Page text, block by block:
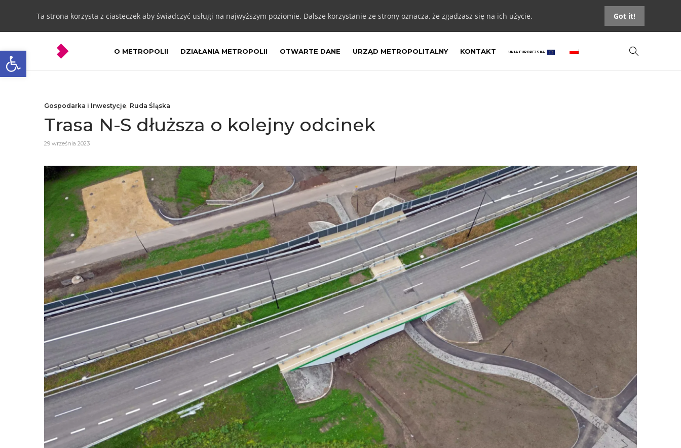
Otwórz pasek narzędzi
Ta strona korzysta z ciasteczek aby świadczyć usługi na najwyższym poziomie. Dalsze korzystanie ze strony oznacza, że zgadzasz się na ich użycie. Got it!
O METROPOLII DZIAŁANIA METROPOLII OTWARTE DANE URZĄD METROPOLITALNY KONTAKT UNIA EUROPEJSKA
Gospodarka i Inwestycje, Ruda Śląska
Trasa N-S dłuższa o kolejny odcinek
29 września 2023